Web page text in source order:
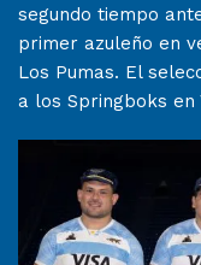
segundo tiempo
primer azuleño en
Los Pumas. El
a los Springboks en